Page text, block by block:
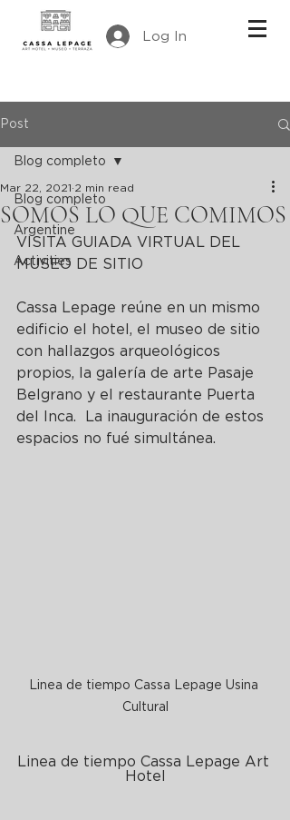
Log In
Post
Blog completo
Argentine
Activities
Blog completo
SOMOS LO QUE COMIMOS
Mar 22, 2021 2 min read
VISITA GUIADA VIRTUAL DEL
MUSEO DE SITIO
Cassa Lepage reúne en un mismo
edificio el hotel, el museo de sitio
con hallazgos arqueológicos
propios, la galería de arte Pasaje
Belgrano y el restaurante Puerta
del Inca.  La inauguración de estos
espacios no fué simultánea.
Linea de tiempo Cassa Lepage Usina
Cultural
Linea de tiempo Cassa Lepage Art
Hotel